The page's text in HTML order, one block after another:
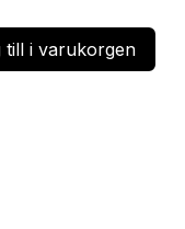
till i varukorgen